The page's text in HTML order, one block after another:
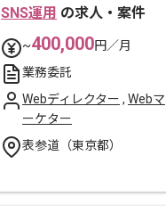
SNS運用 の求人・案件
~400,000円／月
業務委託
Webディレクター , Webマ
ーケター
表参道（東京都）